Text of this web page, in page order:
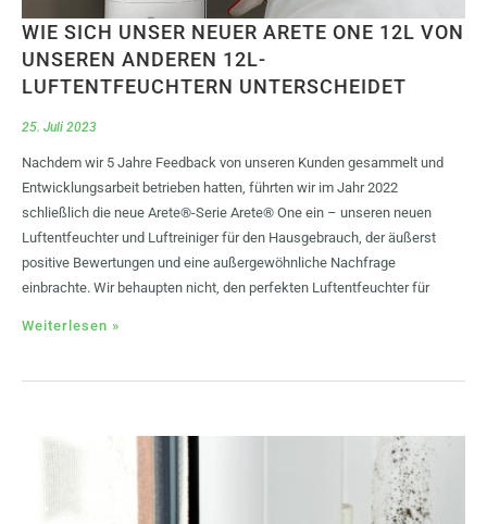
WIE SICH UNSER NEUER ARETE ONE 12L VON
UNSEREN ANDEREN 12L-
LUFTENTFEUCHTERN UNTERSCHEIDET
25. Juli 2023
Nachdem wir 5 Jahre Feedback von unseren Kunden gesammelt und
Entwicklungsarbeit betrieben hatten, führten wir im Jahr 2022
schließlich die neue Arete®-Serie Arete® One ein – unseren neuen
Luftentfeuchter und Luftreiniger für den Hausgebrauch, der äußerst
positive Bewertungen und eine außergewöhnliche Nachfrage
einbrachte. Wir behaupten nicht, den perfekten Luftentfeuchter für
Weiterlesen »